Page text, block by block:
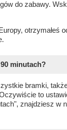
do zabawy.
otrzymałeś
minutach?
bramki,
to
znajdziesz w